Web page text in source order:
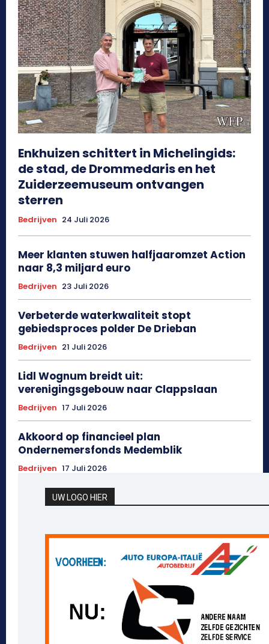
Enkhuizen schittert in Michelingids:
de stad, de Drommedaris en het
Zuiderzeemuseum ontvangen
sterren
Bedrijven 24 Juli 2026
Meer klanten stuwen halfjaaromzet Action
naar 8,3 miljard euro
Bedrijven 23 Juli 2026
Verbeterde waterkwaliteit stopt
gebiedsproces polder De Drieban
Bedrijven 21 Juli 2026
Lidl Wognum breidt uit:
verenigingsgebouw naar Clappslaan
Bedrijven 17 Juli 2026
Akkoord op financieel plan
Ondernemersfonds Medemblik
Bedrijven 17 Juli 2026
UW LOGO HIER